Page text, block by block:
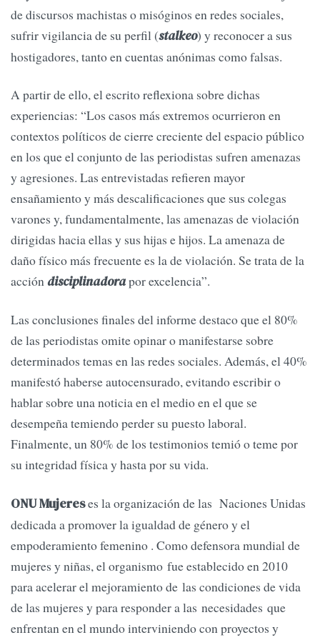
de discursos machistas o misóginos en redes sociales,
sufrir vigilancia de su perfil (stalkeo) y reconocer a sus
hostigadores, tanto en cuentas anónimas como falsas.
A partir de ello, el escrito reflexiona sobre dichas
experiencias: “Los casos más extremos ocurrieron en
contextos políticos de cierre creciente del espacio público
en los que el conjunto de las periodistas sufren amenazas
y agresiones. Las entrevistadas refieren mayor
ensañamiento y más descalificaciones que sus colegas
varones y, fundamentalmente, las amenazas de violación
dirigidas hacia ellas y sus hijas e hijos. La amenaza de
daño físico más frecuente es la de violación. Se trata de la
accióndisciplinadorapor excelencia”.
Las conclusiones finales del informe destaco que el 80%
de las periodistas omite opinar o manifestarse sobre
determinados temas en las redes sociales. Además, el 40%
manifestó haberse autocensurado, evitando escribir o
hablar sobre una noticia en el medio en el que se
desempeña temiendo perder su puesto laboral.
Finalmente, un 80% de los testimonios temió o teme por
su integridad física y hasta por su vida.
ONU Mujereses la organización de las Naciones Unidas
dedicada a promover la igualdad de género y el
empoderamiento femenino . Como defensora mundial de
mujeres y niñas, el organismo fue establecido en 2010
para acelerar el mejoramiento de las condiciones de vida
de las mujeres y para responder a las necesidades que
enfrentan en el mundo interviniendo con proyectos y